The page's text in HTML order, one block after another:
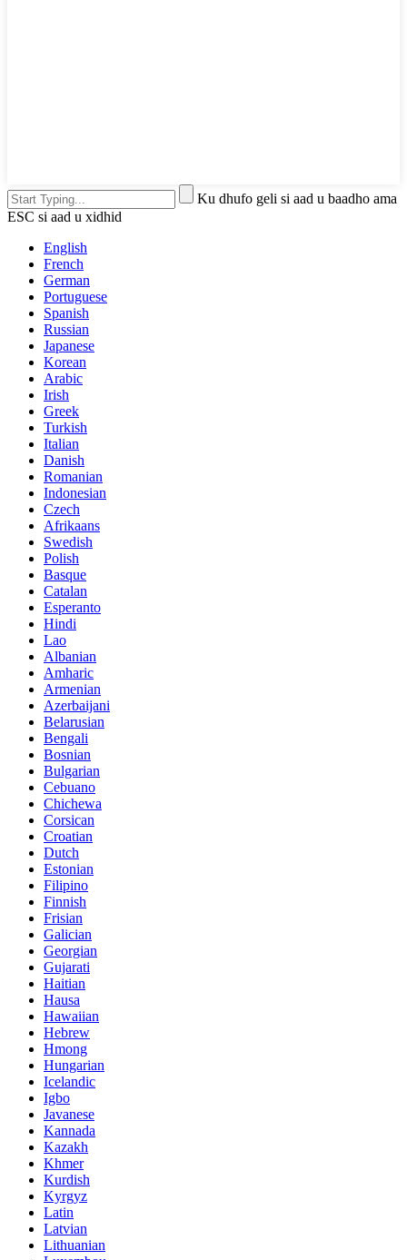
Ku dhufo geli si aad u baadho ama
ESC si aad u xidhid
English
French
German
Portuguese
Spanish
Russian
Japanese
Korean
Arabic
Irish
Greek
Turkish
Italian
Danish
Romanian
Indonesian
Czech
Afrikaans
Swedish
Polish
Basque
Catalan
Esperanto
Hindi
Lao
Albanian
Amharic
Armenian
Azerbaijani
Belarusian
Bengali
Bosnian
Bulgarian
Cebuano
Chichewa
Corsican
Croatian
Dutch
Estonian
Filipino
Finnish
Frisian
Galician
Georgian
Gujarati
Haitian
Hausa
Hawaiian
Hebrew
Hmong
Hungarian
Icelandic
Igbo
Javanese
Kannada
Kazakh
Khmer
Kurdish
Kyrgyz
Latin
Latvian
Lithuanian